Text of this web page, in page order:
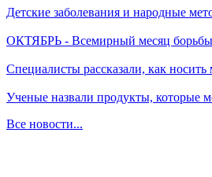
Детские заболевания и народные
ОКТЯБРЬ - Всемирный месяц
Специалисты рассказали, как
Ученые назвали продукты, которые
Все новости...